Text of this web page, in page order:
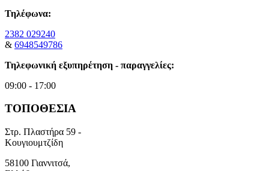
Τηλέφωνα:
2382 029240
& 6948549786
Τηλεφωνική εξυπηρέτηση - παραγγελίες:
09:00 - 17:00
ΤΟΠΟΘΕΣΙΑ
Στρ. Πλαστήρα 59 -
Κουγιουμτζίδη
58100 Γιαννιτσά,